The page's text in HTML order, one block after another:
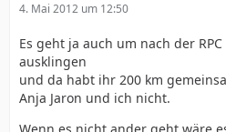
4. Mai 2012 um 12:50
Es geht ja auch um nach der
ausklingen
und da habt ihr 200 km
Anja Jaron und ich nicht.